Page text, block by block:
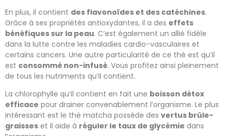
En plus, il contient des flavonoïdes et des catéchines.
Grâce à ses propriétés antioxydantes, il a des effets
bénéfiques sur la peau. C’est également un allié fidèle
dans la lutte contre les maladies cardio-vasculaires et
certains cancers. Une autre particularité de ce thé est qu’il
est consommé non-infusé. Vous profitez ainsi pleinement
de tous les nutriments qu’il contient.
La chlorophylle qu’il contient en fait une boisson détox
efficace pour drainer convenablement l’organisme. Le plus
intéressant est le thé matcha possède des vertus brûle-
graisses et il aide à réguler le taux de glycémie dans